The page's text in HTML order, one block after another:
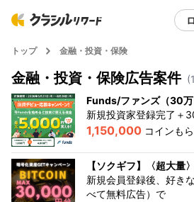
トップ 金融・投資・保険
金融・投資・保険広告案件 (
Funds/ファンズ（30万
新規投資家登録完了＋
1,150,000 コインも
【ソクギフ】〈超大
新規会員登録後、好き
べて無料広告） で